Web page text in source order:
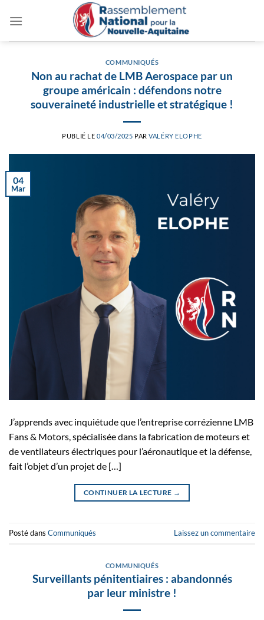
COMMUNIQUÉS
Non au rachat de LMB Aerospace par un
groupe américain : défendons notre
souveraineté industrielle et stratégique !
PUBLIÉ LE 04/03/2025 PARVALÉRY ELOPHE
04
Mar
J’apprends avec inquiétude que l’entreprise corrézienne LMB
Fans & Motors, spécialisée dans la fabrication de moteurs et
de ventilateurs électriques pour l’aéronautique et la défense,
fait l’objet d’un projet de […]
CONTINUER LA LECTURE →
Posté dans Communiqués Laissez un commentaire
COMMUNIQUÉS
Surveillants pénitentiaires : abandonnés
par leur ministre !